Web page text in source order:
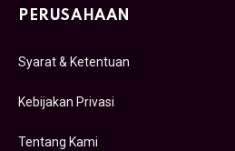
PERUSAHAAN
Syarat & Ketentuan
Kebijakan Privasi
Tentang Kami